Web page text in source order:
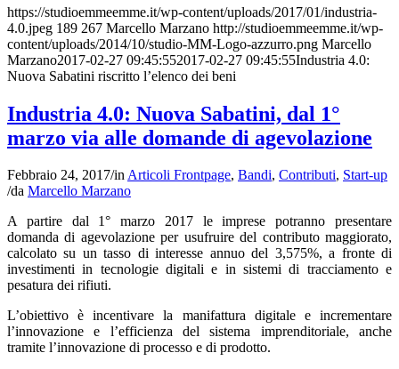
https://studioemmeemme.it/wp-content/uploads/2017/01/industria-
4.0.jpeg 189 267 Marcello Marzano http://studioemmeemme.it/wp-
content/uploads/2014/10/studio-MM-Logo-azzurro.png Marcello
Marzano2017-02-27 09:45:552017-02-27 09:45:55Industria 4.0:
Nuova Sabatini riscritto l’elenco dei beni
Industria 4.0: Nuova Sabatini, dal 1°
marzo via alle domande di agevolazione
Febbraio 24, 2017/inArticoli Frontpage, Bandi, Contributi, Start-up
/da Marcello Marzano
A partire dal 1° marzo 2017 le imprese potranno presentare
domanda di agevolazione per usufruire del contributo maggiorato,
calcolato su un tasso di interesse annuo del 3,575%, a fronte di
investimenti in tecnologie digitali e in sistemi di tracciamento e
pesatura dei rifiuti.
L’obiettivo è incentivare la manifattura digitale e incrementare
l’innovazione e l’efficienza del sistema imprenditoriale, anche
tramite l’innovazione di processo e di prodotto.